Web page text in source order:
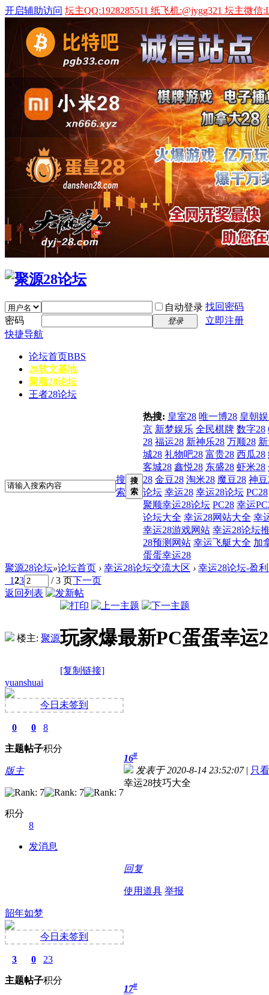
开启辅助访问 坛主QQ:1928285511 纸飞机:@jygg321 坛主微信
自动登录 找回密码
密码
登录
立即注册
快捷导航
论坛首页BBS
28软文基地
聚顺28论坛
王者28论坛
搜
索
搜
索
热搜: 皇室28 唯一博28 皇朝
京 新梦娱乐 全民棋牌 数字28
28 福运28 新神乐28 万顺28
城28 礼物吧28 富贵28 西瓜28
客城28 鑫悦28 东盛28 虾米28
28 金豆28 淘米28 魔豆28 神豆
论坛 幸运28 幸运28论坛 PC28
聚顺幸运28论坛 PC28 幸运
论坛大全 幸运28网站大全 幸
幸运28游戏网站 幸运28论坛
28预测网站 幸运飞艇大全 加
蛋蛋幸运28
聚源28论坛»论坛首页 › 幸运28论坛交流大区 › 幸运28论坛-盈
123 / 3 页下一页
返回列表
楼主: 聚源玩家爆最新PC蛋蛋幸运
[复制链接]
yuanshuai
今日未签到
0
主题
0
帖子
8
积分
版主
积分
8
发消息
16#
发表于 2020-8-14 23:52:07 | 只
幸运28技巧大全
回复
使用道具 举报
韶年如梦
今日未签到
3
主题
0
帖子
23
积分
17#